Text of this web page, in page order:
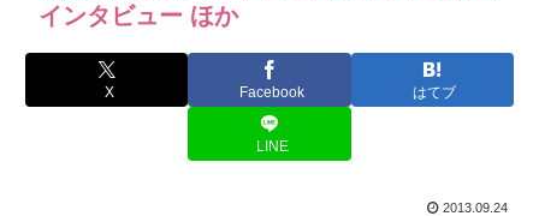
インタビュー ほか
X Facebook はてブ
LINE
2013.09.24